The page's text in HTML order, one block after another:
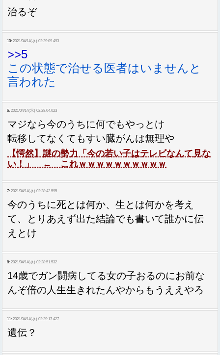
治るぞ
10: 2021/04/14(水) 02:29:09.493
>>5
この状態で治せる医者はいませんと
言われた
6: 2021/04/14(水) 02:28:04.023
マジなら今のうちに何でもやっとけ
転移してなくてもすい臓がんは無理や
【愕然】謎の勢力「今の若い子はテレビなんて見な
い！」 ← これｗｗｗｗｗｗｗｗｗｗ
7: 2021/04/14(水) 02:28:42.595
今のうちに死とは何か、生とは何かを考え
て、とりあえず出た結論でも書いて誰かに伝
えとけ
8: 2021/04/14(水) 02:28:51.532
14歳でガン闘病してる女の子おるのにお前な
んぞ倍の人生生きれたんやからもうええやろ
11: 2021/04/14(水) 02:29:17.427
遺伝？